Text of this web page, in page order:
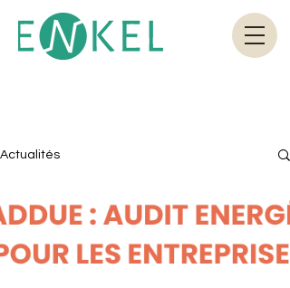
Actualités